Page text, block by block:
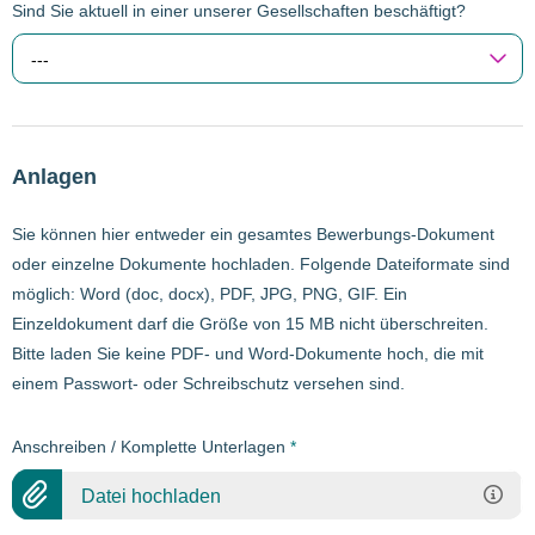
Sind Sie aktuell in einer unserer Gesellschaften beschäftigt?
---
Anlagen
Sie können hier entweder ein gesamtes Bewerbungs-Dokument
oder einzelne Dokumente hochladen. Folgende Dateiformate sind
möglich: Word (doc, docx), PDF, JPG, PNG, GIF. Ein
Einzeldokument darf die Größe von 15 MB nicht überschreiten.
Bitte laden Sie keine PDF- und Word-Dokumente hoch, die mit
einem Passwort- oder Schreibschutz versehen sind.
Anschreiben / Komplette Unterlagen *
Datei hochladen